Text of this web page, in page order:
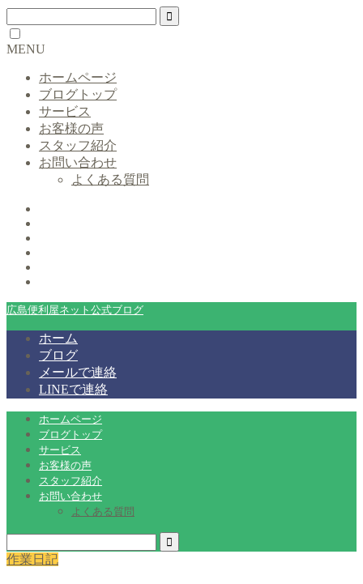
MENU
ホームページ
ブログトップ
サービス
お客様の声
スタッフ紹介
お問い合わせ
よくある質問
広島便利屋ネット公式ブログ
ホーム
ブログ
メールで連絡
LINEで連絡
ホームページ
ブログトップ
サービス
お客様の声
スタッフ紹介
お問い合わせ
よくある質問
作業日記